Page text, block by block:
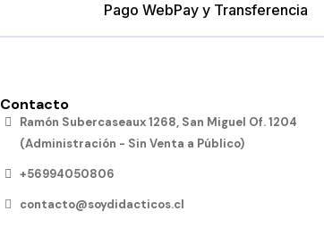
Pago WebPay y Transferencia
Contacto
Ramón Subercaseaux 1268, San Miguel Of. 1204
(Administración - Sin Venta a Público)
+56994050806
contacto@soydidacticos.cl